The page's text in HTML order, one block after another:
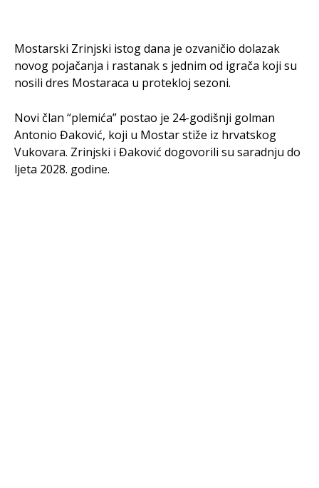
Mostarski Zrinjski istog dana je ozvaničio dolazak
novog pojačanja i rastanak s jednim od igrača koji su
nosili dres Mostaraca u protekloj sezoni.
Novi član “plemića” postao je 24-godišnji golman
Antonio Đaković, koji u Mostar stiže iz hrvatskog
Vukovara. Zrinjski i Đaković dogovorili su saradnju do
ljeta 2028. godine.